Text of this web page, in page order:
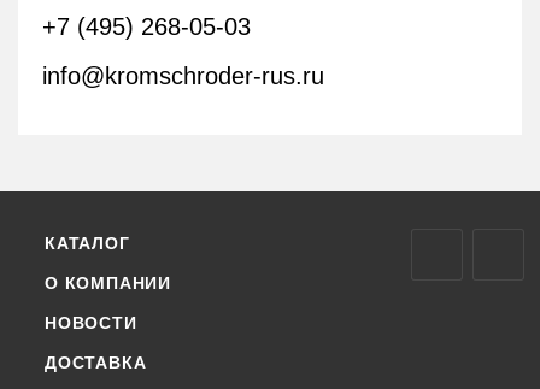
+7 (495) 268-05-03
info@kromschroder-rus.ru
КАТАЛОГ
О КОМПАНИИ
НОВОСТИ
ДОСТАВКА